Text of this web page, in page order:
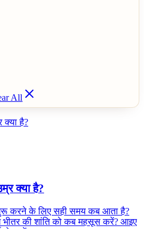
All
क्या है?
करने के लिए सही समय कब आता है?
की शांति को कब महसूस करें? आइए